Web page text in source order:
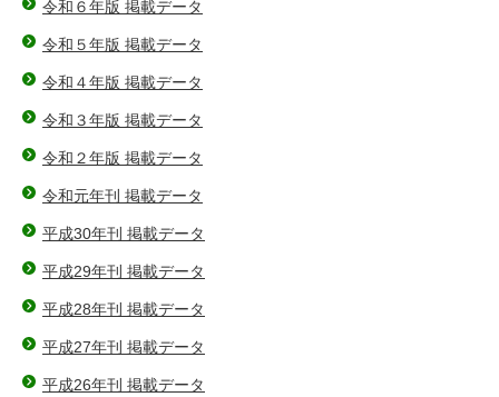
令和６年版 掲載データ
令和５年版 掲載データ
令和４年版 掲載データ
令和３年版 掲載データ
令和２年版 掲載データ
令和元年刊 掲載データ
平成30年刊 掲載データ
平成29年刊 掲載データ
平成28年刊 掲載データ
平成27年刊 掲載データ
平成26年刊 掲載データ